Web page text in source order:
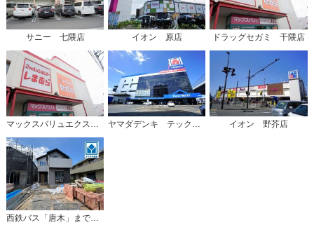
サニー 七隈店 イオン 原店 ドラッグセガミ 干隈店
イオン 野芥店
西鉄バス「唐木」まで徒歩4分（約320ｍ） 毎日の通勤・通学にも便利な立地です。